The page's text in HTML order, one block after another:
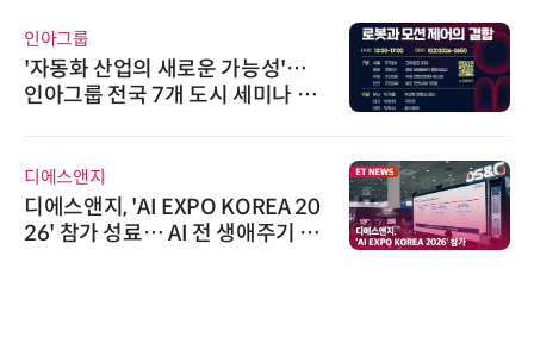
인아그룹
'자동화 산업의 새로운 가능성'…
인아그룹 전국 7개 도시 세미나 페
디에스앤지
디에스앤지, 'AI EXPO KOREA 20
26' 참가 성료… AI 전 생애주기 아